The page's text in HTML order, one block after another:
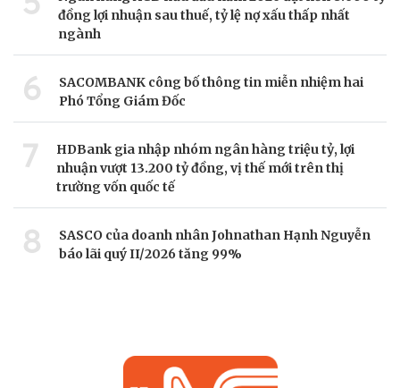
đồng lợi nhuận sau thuế, tỷ lệ nợ xấu thấp nhất
ngành
6
SACOMBANK công bố thông tin miễn nhiệm hai
Phó Tổng Giám Đốc
7
HDBank gia nhập nhóm ngân hàng triệu tỷ, lợi
nhuận vượt 13.200 tỷ đồng, vị thế mới trên thị
trường vốn quốc tế
8
SASCO của doanh nhân Johnathan Hạnh Nguyễn
báo lãi quý II/2026 tăng 99%